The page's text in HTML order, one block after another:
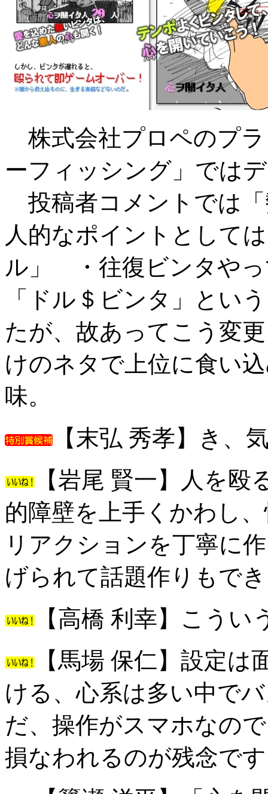
株式会社プロペのプ
ーフィッシング」では
投稿者コメントでは
人的なポイントとして
ル」 ・往復ビンタや
「ドル＄ビンタ」とい
たが、故あってこう変
けのネタで上位に食い
味。
【末弘 秀孝】き、
【岩尾 賢一】人を
的障壁を上手くかわし
リアクションを丁寧に
げられて話題作りもで
【高橋 利幸】こう
【馬場 保仁】設定
ける、心系は多い中で
だ、操作がスマホなの
損なわれるのが残念です